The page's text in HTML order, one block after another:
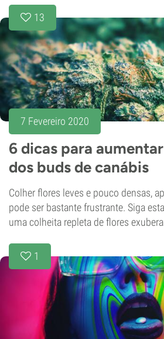
13
7 Fevereiro 2020
6 dicas para
dos buds de canábis
Colher flores leves e pouco densas,
pode ser bastante frustrante. Siga
uma colheita repleta de flores
1